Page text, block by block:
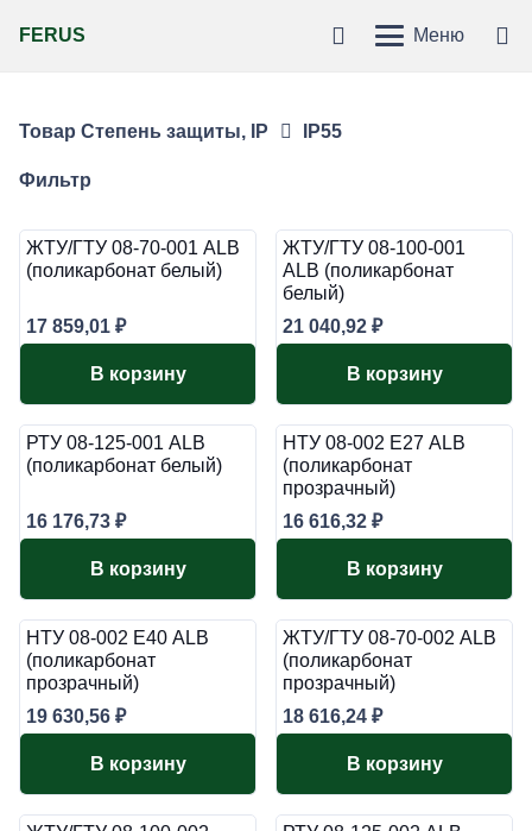
FERUS Меню
Товар Степень защиты, IP IP55
Фильтр
ЖТУ/ГТУ 08-70-001 ALB
(поликарбонат белый)
17 859,01 ₽
В корзину
ЖТУ/ГТУ 08-100-001
ALB (поликарбонат
белый)
21 040,92 ₽
В корзину
РТУ 08-125-001 ALB
(поликарбонат белый)
16 176,73 ₽
В корзину
НТУ 08-002 Е27 ALB
(поликарбонат
прозрачный)
16 616,32 ₽
В корзину
НТУ 08-002 Е40 ALB
(поликарбонат
прозрачный)
19 630,56 ₽
В корзину
ЖТУ/ГТУ 08-70-002 ALB
(поликарбонат
прозрачный)
18 616,24 ₽
В корзину